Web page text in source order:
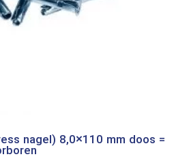
nagel) 8,0×110 mm doos =